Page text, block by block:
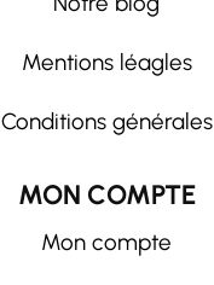
Mentions léagles
Conditions générales
MON COMPTE
Mon compte